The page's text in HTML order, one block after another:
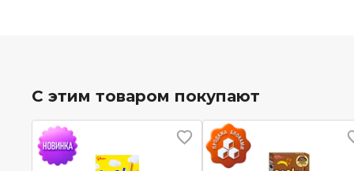
С этим товаром покупают